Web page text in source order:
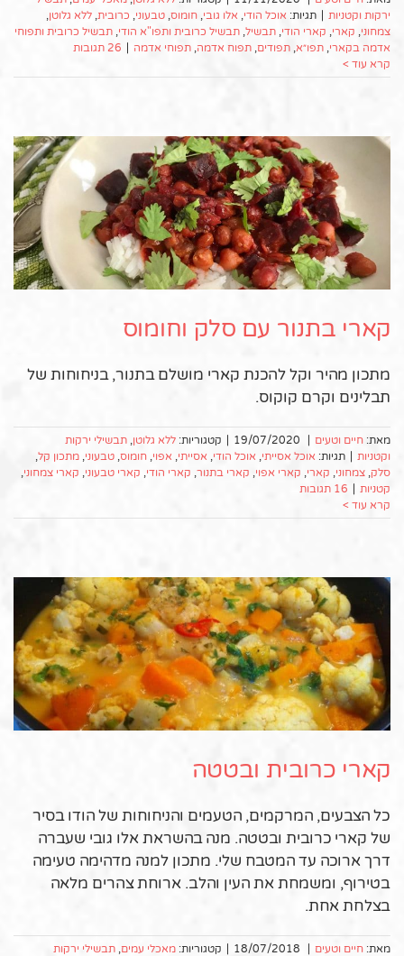
ירקות וקטניות | תגיות: אוכל הודי, אלו גובי, חומוס, טבעוני, כרובית, ללא גלוטן,
צמחוני, קארי, קארי הודי, תבשיל, תבשיל כרובית ותפו"א הודי, תבשיל כרובית ותפוחי
אדמה בקארי, תפו״א, תפודים, תפוח אדמה, תפוחי אדמה | 26 תגובות
קרא עוד >
קארי בתנור עם סלק וחומוס
מתכון מהיר וקל להכנת קארי מושלם בתנור, בניחוחות של
תבלינים וקרם קוקוס.
מאת: חיים וטעים |
19/07/2020
| קטגוריות: ללא גלוטן תבשילי ירקות
וקטניות | תגיות: אוכל אסייתי אוכל הודי אסייתי אפוי חומוס טבעוני מתכון קל
סלק צמחוני קארי קארי אפוי קארי בתנור קארי הודי קארי טבעוני קארי צמחוני
קטניות | 16 תגובות
קרא עוד >
קארי כרובית ובטטה
כל הצבעים, המרקמים, הטעמים והניחוחות של הודו בסיר
של קארי כרובית ובטטה. מנה בהשראת אלו גובי שעברה
דרך ארוכה עד המטבח שלי. מתכון למנה מדהימה טעימה
בטירוף, ומשמחת את העין והלב. ארוחת צהרים מלאה
בצלחת אחת.
מאת: חיים וטעים |
18/07/2018
| קטגוריות: מאכלי עמים תבשילי ירקות